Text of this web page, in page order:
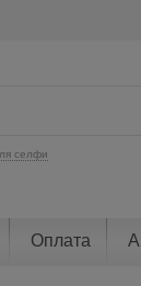
селфи
Оплата